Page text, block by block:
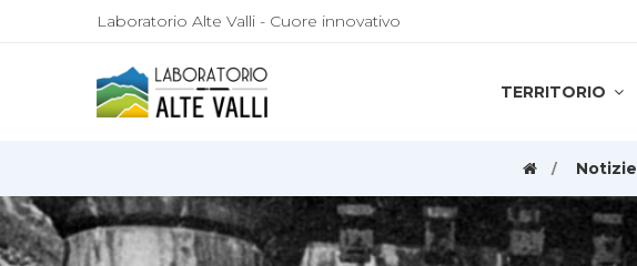
Laboratorio Alte Valli - Cuore innovativo
TERRITORIO
Notizie